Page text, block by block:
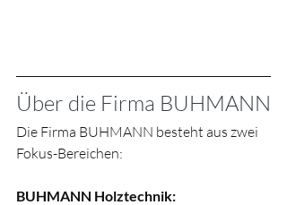
Über die Firma BUHMANN
Die Firma BUHMANN besteht aus zwei
Fokus-Bereichen:
BUHMANN Holztechnik: